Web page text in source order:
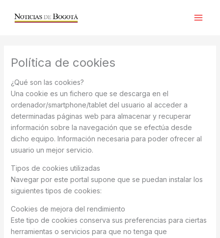
Política de cookies
¿Qué son las cookies?
Una cookie es un fichero que se descarga en el
ordenador/smartphone/tablet del usuario al acceder a
determinadas páginas web para almacenar y recuperar
información sobre la navegación que se efectúa desde
dicho equipo. Información necesaria para poder ofrecer al
usuario un mejor servicio.
Tipos de cookies utilizadas
Navegar por este portal supone que se puedan instalar los
siguientes tipos de cookies:
Cookies de mejora del rendimiento
Este tipo de cookies conserva sus preferencias para ciertas
herramientas o servicios para que no tenga que